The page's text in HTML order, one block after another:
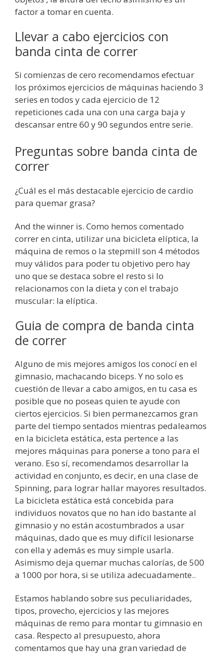
factor a tomar en cuenta.
Llevar a cabo ejercicios con
banda cinta de correr
Si comienzas de cero recomendamos efectuar
los próximos ejercicios de máquinas haciendo 3
series en todos y cada ejercicio de 12
repeticiones cada una con una carga baja y
descansar entre 60 y 90 segundos entre serie.
Preguntas sobre banda cinta de
correr
¿Cuál es el más destacable ejercicio de cardio
para quemar grasa?
And the winner is. Como hemos comentado
correr en cinta, utilizar una bicicleta elíptica, la
máquina de remos o la stepmill son 4 métodos
muy válidos para poder tu objetivo pero hay
uno que se destaca sobre el resto si lo
relacionamos con la dieta y con el trabajo
muscular: la elíptica.
Guia de compra de banda cinta
de correr
Alguno de mis mejores amigos los conocí en el
gimnasio, machacando biceps. ​Y no solo es
cuestión de llevar a cabo amigos, en tu casa es
posible que no poseas quien te ayude con
ciertos ejercicios. Si bien permanezcamos gran
parte del tiempo sentados mientras pedaleamos
en la bicicleta estática, esta pertence a las
mejores máquinas para ponerse a tono para el
verano. Eso sí, recomendamos desarrollar la
actividad en conjunto, es decir, en una clase de
Spinning, para lograr hallar mayores resultados.
La bicicleta estática está concebida para
individuos novatos que no han ido bastante al
gimnasio y no están acostumbrados a usar
máquinas, dado que es muy difícil lesionarse
con ella y además es muy simple usarla.
Asimismo deja quemar muchas calorías, de 500
a 1000 por hora, si se utiliza adecuadamente..
Estamos hablando sobre sus peculiaridades,
tipos, provecho, ejercicios y las mejores
máquinas de remo para montar tu gimnasio en
casa. Respecto al presupuesto, ahora
comentamos que hay una gran variedad de